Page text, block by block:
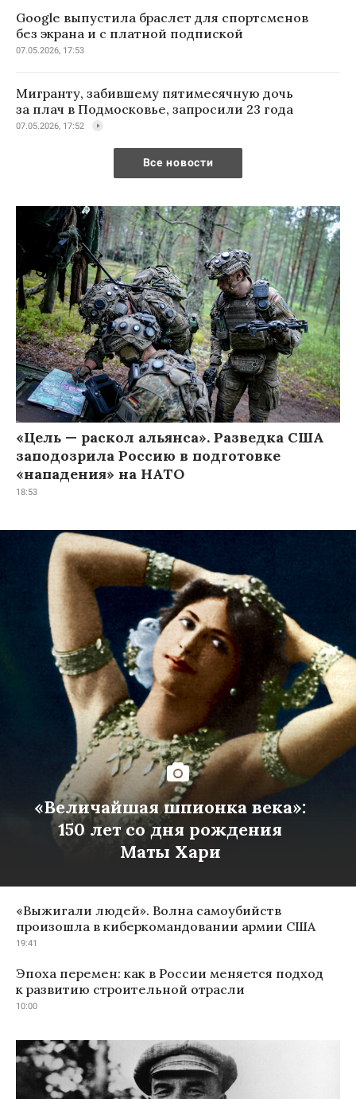
Google выпустила браслет для спортсменов
без экрана и с платной подпиской
07.05.2026, 17:53
Мигранту, забившему пятимесячную дочь
за плач в Подмосковье, запросили 23 года
07.05.2026, 17:52
Все новости
«Цель — раскол альянса». Разведка США
заподозрила Россию в подготовке
«нападения» на НАТО
18:53
«Величайшая шпионка века»:
150 лет со дня рождения
Маты Хари
«Выжигали людей». Волна самоубийств
произошла в киберкомандовании армии США
19:41
Эпоха перемен: как в России меняется подход
к развитию строительной отрасли
10:00